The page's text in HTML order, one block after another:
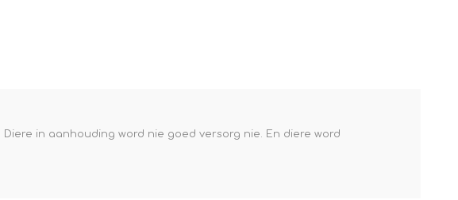
in aanhouding word nie goed versorg nie. En diere word